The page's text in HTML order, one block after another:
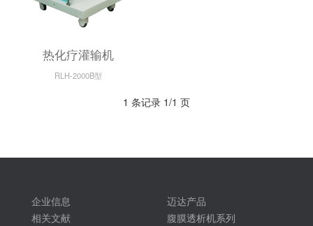
热化疗灌输机
RLH-2000B型
1 条记录 1/1 页
企业信息
相关文献
迈达产品
腹膜透析机系列